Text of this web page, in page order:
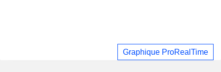
Graphique ProRealTime